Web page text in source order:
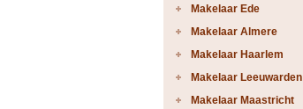
Makelaar Ede
Makelaar Almere
Makelaar Haarlem
Makelaar Leeuwarden
Makelaar Maastricht